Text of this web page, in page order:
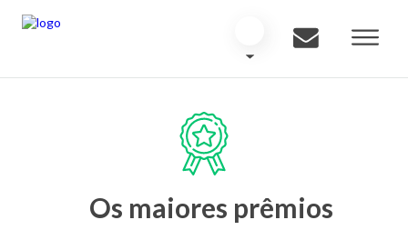
Os maiores prêmios